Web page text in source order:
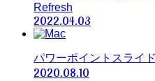
Refresh
2022.04.03
パワーポイントスライ
2020.08.10